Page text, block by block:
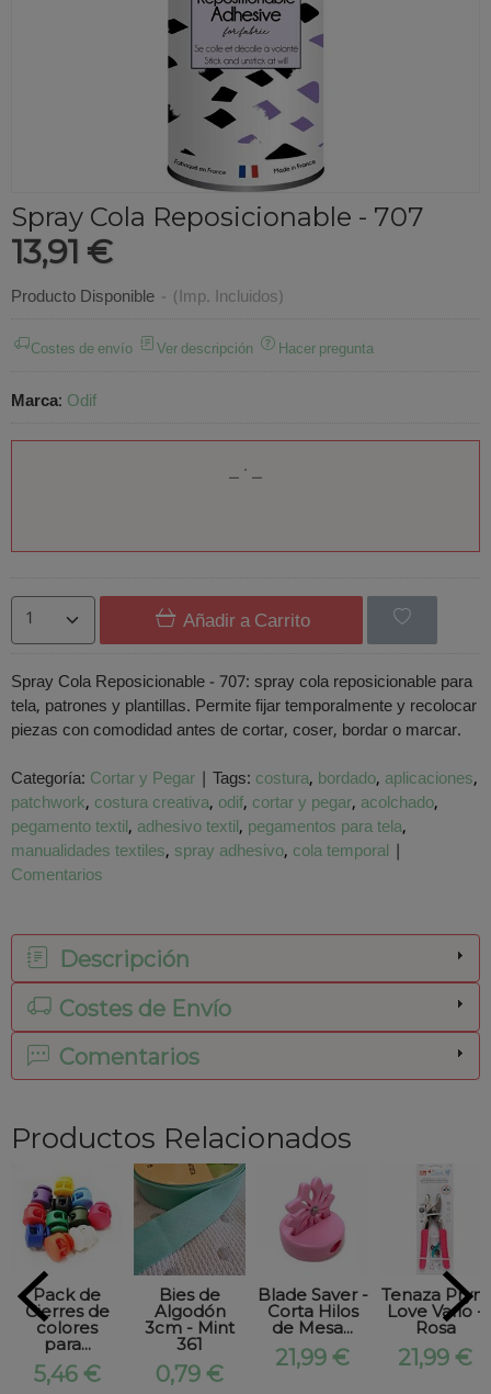
Spray Cola Reposicionable - 707
13,91 €
Producto Disponible - (Imp. Incluidos)
Costes de envío Ver descripción Hacer pregunta
Marca: Odif
Añadir a Carrito
Spray Cola Reposicionable - 707: spray cola reposicionable para
tela, patrones y plantillas. Permite fijar temporalmente y recolocar
piezas con comodidad antes de cortar, coser, bordar o marcar.
Categoría: Cortar y Pegar | Tags: costura bordado aplicaciones
patchwork costura creativa odif cortar y pegar acolchado
pegamento textil adhesivo textil pegamentos para tela
manualidades textiles spray adhesivo cola temporal |
Comentarios
Descripción
Costes de Envío
Comentarios
Productos Relacionados
Pack de
Cierres de
colores
para...
5,46 €
Bies de
Algodón
3cm - Mint
361
0,79 €
Blade Saver -
Corta Hilos
de Mesa...
21,99 €
Tenaza Prym
Love Vario -
Rosa
21,99 €